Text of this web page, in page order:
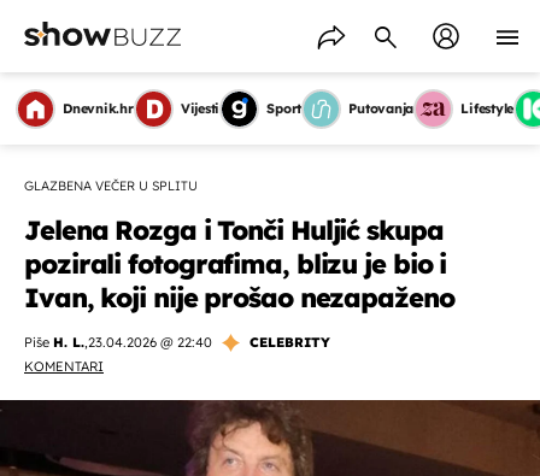
Dnevnik.hr Vijesti Sport Putovanja Lifestyle
GLAZBENA VEČER U SPLITU
Jelena Rozga i Tonči Huljić skupa
pozirali fotografima, blizu je bio i
Ivan, koji nije prošao nezapaženo
Piše H. L.,23.04.2026 @ 22:40
CELEBRITY
KOMENTARI
OMOGUĆI OBAVIJESTI